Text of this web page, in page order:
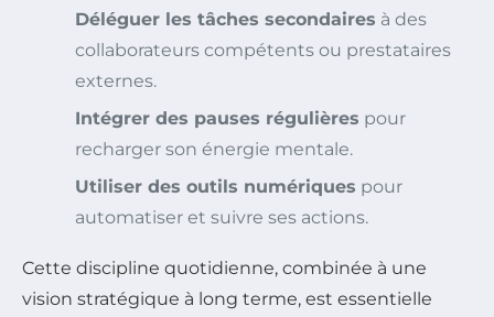
Déléguer les tâches secondaires à des
collaborateurs compétents ou prestataires
externes.
Intégrer des pauses régulières pour
recharger son énergie mentale.
Utiliser des outils numériques pour
automatiser et suivre ses actions.
Cette discipline quotidienne, combinée à une
vision stratégique à long terme, est essentielle